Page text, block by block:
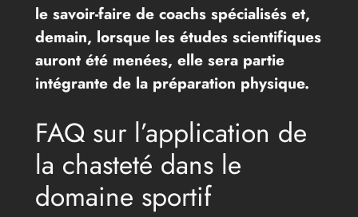
le savoir-faire de coachs spécialisés et,
demain, lorsque les études scientifiques
auront été menées, elle sera partie
intégrante de la préparation physique.
FAQ sur l’application de
la chasteté dans le
domaine sportif